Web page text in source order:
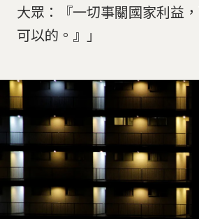
大眾：『一切事關國家利益
可以的。』」